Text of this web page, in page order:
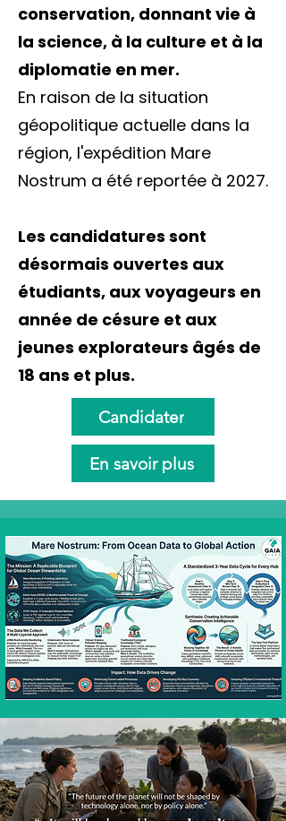
conservation, donnant vie à
la science, à la culture et à la
diplomatie en mer.
En raison de la situation
géopolitique actuelle dans la
région, l'expédition Mare
Nostrum a été reportée à 2027.
Les candidatures sont
désormais ouvertes aux
étudiants, aux voyageurs en
année de césure et aux
jeunes explorateurs âgés de
18 ans et plus.
Candidater
En savoir plus